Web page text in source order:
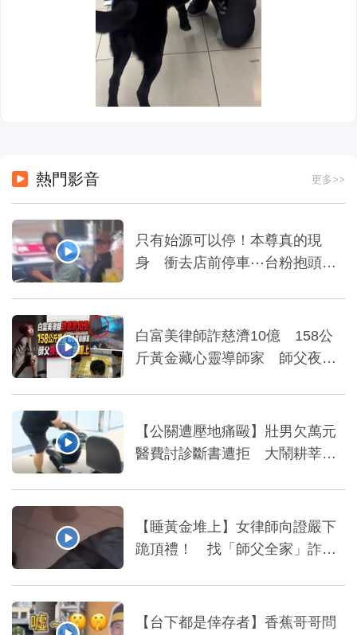
熱門影音 更多>>
只有始源可以停！本尊真的現
身 衝去店前停車⋯台粉抱頭嚇
白富美律師詐慈濟10億 158公
斤黃金藏心靈導師家 師父夜夜
【公關遭壓地痛毆】壯男欠萬元
醫費討診斷書遭拒 大鬧耕莘醫
【睡黃金堆上】女律師向證嚴下
跪頂禮！ 找「師父全家」詐慈
【台下都是倖存者】香蕉哥哥問